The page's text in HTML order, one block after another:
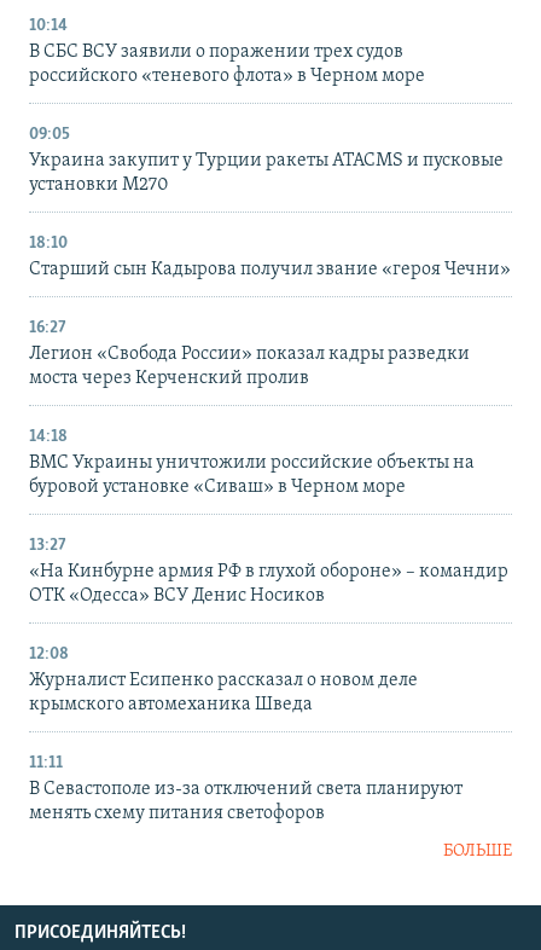
10:14
В СБС ВСУ заявили о поражении трех судов
российского «теневого флота» в Черном море
09:05
Украина закупит у Турции ракеты ATACMS и пусковые
установки M270
18:10
Старший сын Кадырова получил звание «героя Чечни»
16:27
Легион «Свобода России» показал кадры разведки
моста через Керченский пролив
14:18
ВМС Украины уничтожили российские объекты на
буровой установке «Сиваш» в Черном море
13:27
«На Кинбурне армия РФ в глухой обороне» – командир
ОТК «Одесса» ВСУ Денис Носиков
12:08
Журналист Есипенко рассказал о новом деле
крымского автомеханика Шведа
11:11
В Севастополе из-за отключений света планируют
менять схему питания светофоров
БОЛЬШЕ
ПРИСОЕДИНЯЙТЕСЬ!